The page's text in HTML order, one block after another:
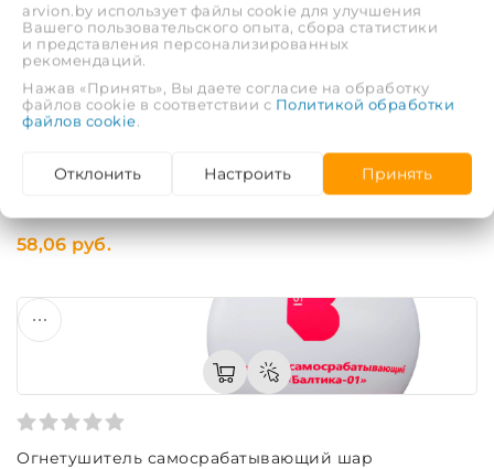
Устройство внутриквартирного пожаротушения в
чехле УВПС (Ткань)
58,06 руб.
Огнетушитель самосрабатывающий шар
arvion.by использует файлы cookie для улучшения
Вашего пользовательского опыта, сбора статистики
и представления персонализированных
рекомендаций.
Нажав «Принять», Вы даете согласие на обработку
файлов cookie в соответствии с Политикой обработки
файлов cookie.
Отклонить Настроить Принять